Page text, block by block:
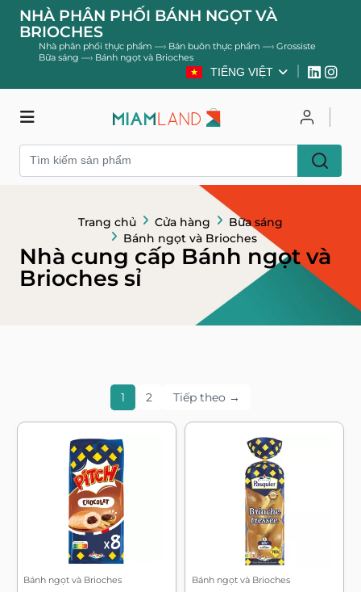
NHÀ PHÂN PHỐI BÁNH NGỌT VÀ
BRIOCHES
Nhà phân phối thực phẩm —› Bán buôn thực phẩm —› Grossiste
Bữa sáng —›Bánh ngọt và Brioches
TIẾNG VIỆT
Trang chủ Cửa hàng
Bữa sáng
Bánh ngọt và Brioches
Nhà cung cấp Bánh ngọt và
Brioches sỉ
1 2 Tiếp theo →
Bánh ngọt và Brioches Bánh ngọt và Brioches
Cửa hàng Đăng nhập